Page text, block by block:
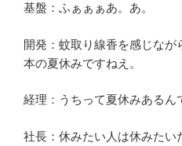
基盤：ふぁぁぁあ。あ。
開発：蚊取り線香を感じなが
本の夏休みですねえ。
経理：うちって夏休みあるん
社長：休みたい人は休みたい